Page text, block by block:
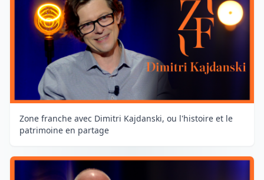
Zone franche avec Dimitri Kajdanski, ou l'histoire et le
patrimoine en partage